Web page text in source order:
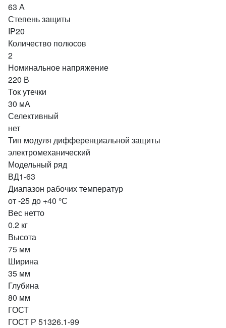
63 А
Степень защиты
IP20
Количество полюсов
2
Номинальное напряжение
220 В
Ток утечки
30 мА
Селективный
нет
Тип модуля дифференциальной защиты
электромеханический
Модельный ряд
ВД1-63
Диапазон рабочих температур
от -25 до +40 °С
Вес нетто
0.2 кг
Высота
75 мм
Ширина
35 мм
Глубина
80 мм
ГОСТ
ГОСТ Р 51326.1-99